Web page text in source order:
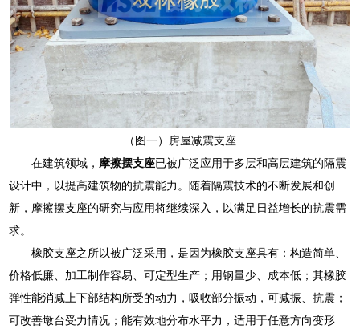
（图一）房屋减震支座
在建筑领域， 摩擦摆支座已被广泛应用于多层和高层建筑的隔震
设计中，以提高建筑物的抗震能力。随着隔震技术的不断发展和创
新，摩擦摆支座的研究与应用将继续深入，以满足日益增长的抗震需
求。
橡胶支座之所以被广泛采用，是因为橡胶支座具有：构造简单、
价格低廉、加工制作容易、可定型生产；用钢量少、成本低；其橡胶
弹性能消减上下部结构所受的动力，吸收部分振动，可减振、抗震；
可改善墩台受力情况；能有效地分布水平力，适用于任意方向变形